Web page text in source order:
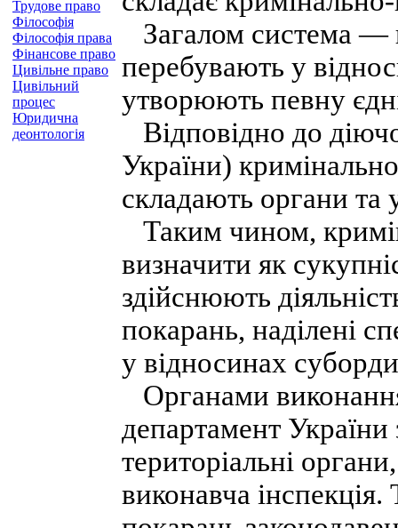
Трудове право
Філософія
Філософія права
Фінансове право
Цивільне право
Цивільний
процес
Юридична
деонтологія
Загалом система —
перебувають у
утворюють певну
Відповідно до
України)
складають органи та
Таким чином,
визначити як
здійснюють
покарань, наділені
у відносинах
Органами
департамент
територіальні
виконавча